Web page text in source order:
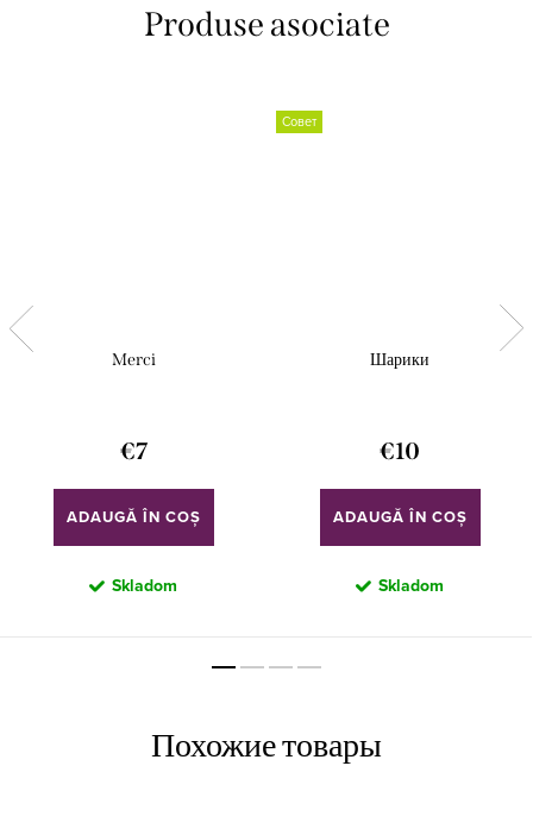
Produse asociate
Merci
€7
ADAUGĂ ÎN COŞ
Skladom
Совет
Шарики
€10
ADAUGĂ ÎN COŞ
Skladom